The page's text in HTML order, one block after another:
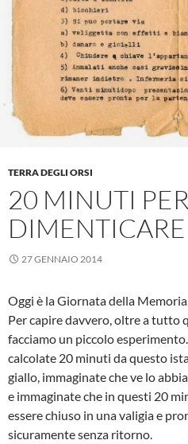
TERRA DEGLI ORSI
20 MINUTI
DIMENTICARE
27 GENNAIO 2014
Oggi è la Giornata della
Per capire davvero, oltre a tutto
facciamo un piccolo
calcolate 20 minuti da questo
giallo, immaginate che ve lo
e immaginate che in questi 20
essere chiuso in una valigia e
sicuramente senza ritorno.